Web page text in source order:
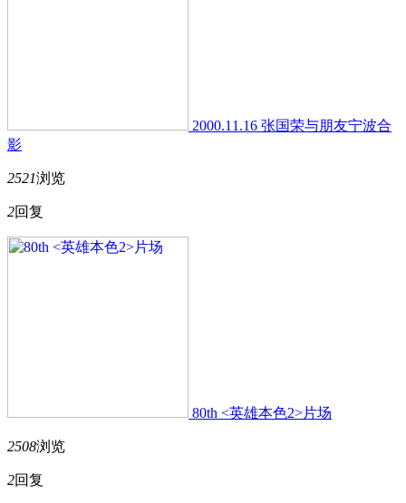
2000.11.16 张国荣与朋友宁波合
影
2521浏览
2回复
80th <英雄本色2>片场
2508浏览
2回复